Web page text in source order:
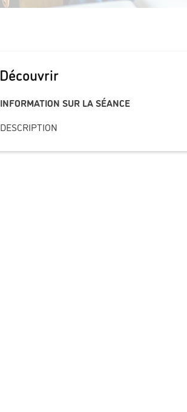
Découvrir
INFORMATION SUR LA SÉANCE
DESCRIPTION